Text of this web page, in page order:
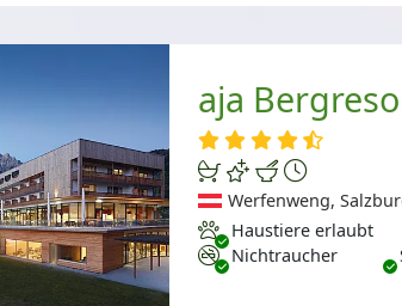
aja
Werfenweng,
Haustiere erlaubt
Haustiere erlaubt
Nichtraucher
Nichtraucher